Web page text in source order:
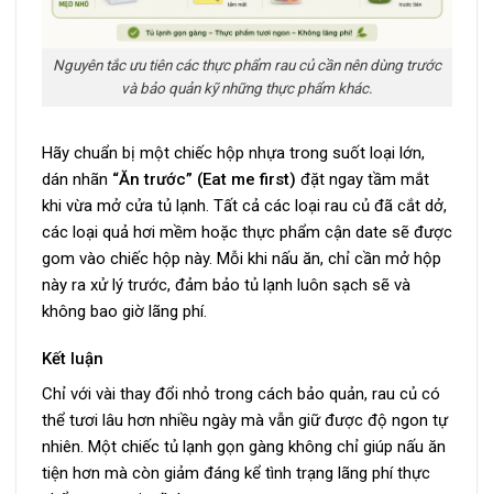
Nguyên tắc ưu tiên các thực phẩm rau củ cần nên dùng trước
và bảo quản kỹ những thực phẩm khác.
Hãy chuẩn bị một chiếc hộp nhựa trong suốt loại lớn,
dán nhãn “Ăn trước” (Eat me first) đặt ngay tầm mắt
khi vừa mở cửa tủ lạnh. Tất cả các loại rau củ đã cắt dở,
các loại quả hơi mềm hoặc thực phẩm cận date sẽ được
gom vào chiếc hộp này. Mỗi khi nấu ăn, chỉ cần mở hộp
này ra xử lý trước, đảm bảo tủ lạnh luôn sạch sẽ và
không bao giờ lãng phí.
Kết luận
Chỉ với vài thay đổi nhỏ trong cách bảo quản, rau củ có
thể tươi lâu hơn nhiều ngày mà vẫn giữ được độ ngon tự
nhiên. Một chiếc tủ lạnh gọn gàng không chỉ giúp nấu ăn
tiện hơn mà còn giảm đáng kể tình trạng lãng phí thực